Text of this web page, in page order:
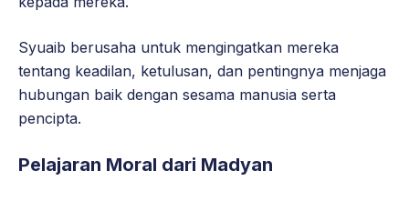
Syuaib berusaha untuk mengingatkan mereka
tentang keadilan, ketulusan, dan pentingnya menjaga
hubungan baik dengan sesama manusia serta
pencipta.
Pelajaran Moral dari Madyan